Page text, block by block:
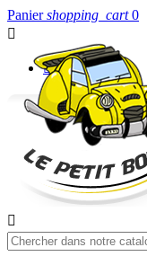
Panier shopping_cart 0

 Connexion
